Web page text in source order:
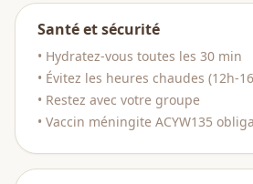
Santé et sécurité
• Hydratez-vous toutes les 30 min
• Évitez les heures chaudes (12h-
• Restez avec votre groupe
• Vaccin méningite ACYW135